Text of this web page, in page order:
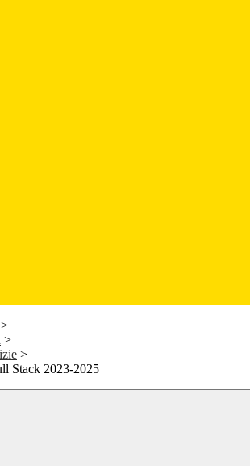
>
>
>
Stack 2023-2025